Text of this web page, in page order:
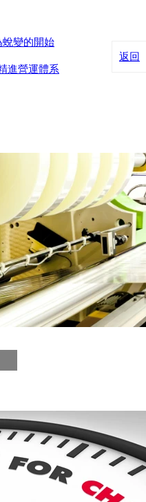
蛻變的開始
進營運體系
返回